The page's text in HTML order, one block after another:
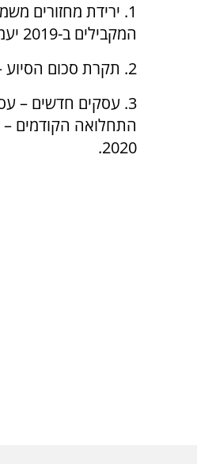
המקבילים ב-2019 יעמוד על 35% לפחות.
2. תקרת סכום הסיוע – תעמוד על עד 600 אלף שקלים (דו – חודשי).
התחלואה הקודמים
2020.